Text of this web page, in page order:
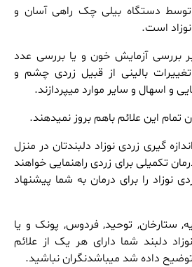
توسط دستگاه بیلی چک راهی آسان و
است.
بررسی آزمایش خون و یا بررسی عدد
بالینی از قبیل زردی چشم و
و اسهال و سایر موارد میپردازند.
تمام این علائم باهم بروز نمیدهند.
گیری زردی نوزاد دلبندتان در منزل
تکمیلی برای زردی راهنمایی خواهند
نوزاد را برای درمان به شما پیشنهاد
ستارخان, توحید, فردوس, پونک و یا
دلبند شما دارای هر یک از علائم
داده شد میباشدنگران نباشید.